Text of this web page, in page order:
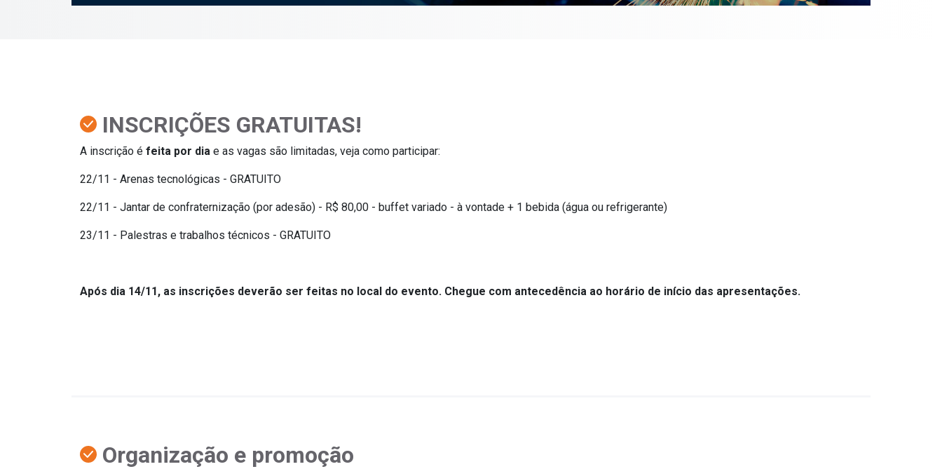
INSCRIÇÕES GRATUITAS!
A inscrição é feita por dia e as vagas são limitadas, veja como participar:
22/11 - Arenas tecnológicas - GRATUITO
22/11 - Jantar de confraternização (por adesão) - R$ 80,00 - buffet variado - à vontade + 1 bebida (água ou refrigerante)
23/11 - Palestras e trabalhos técnicos - GRATUITO
Após dia 14/11, as inscrições deverão ser feitas no local do evento. Chegue com antecedência ao horário de início das apresentações.
Organização e promoção